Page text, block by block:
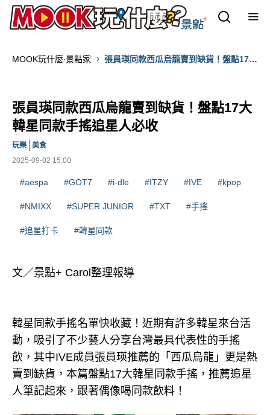
MOOK玩什麼‧景點家
張員瑛同款西瓜烏龍賣到缺貨！盤點17大
張員瑛同款西瓜烏龍賣到缺貨！盤點17大
韓星同款手搖追星人必收
2025-09-02 15:00
玩樂 美食
#aespa #GOT7 #i-dle #ITZY #IVE #kpop
#NMIXX #SUPER JUNIOR #TXT #手搖
#追星打卡 #韓星同款
文／景點+ Carol整理報導
韓星同款手搖名單快收藏！近期有許多韓星來台活
動，吸引了不少藝人分享台灣最具代表性的手搖
飲，其中IVE成員張員瑛推薦的「西瓜烏龍」更是熱
賣到缺貨，本篇盤點17大韓星同款手搖，推薦追星
人筆記起來，跟著偶像喝同款飲料！